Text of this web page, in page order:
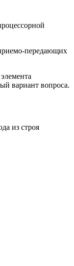
передающих
вариант вопроса.
из строя